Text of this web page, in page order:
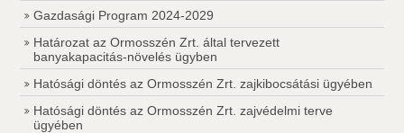
Gazdasági Program 2024-2029
Határozat az Ormosszén Zrt. által tervezett
banyakapacitás-növelés ügyben
Hatósági döntés az Ormosszén Zrt. zajkibocsátási ügyében
Hatósági döntés az Ormosszén Zrt. zajvédelmi terve
ügyében